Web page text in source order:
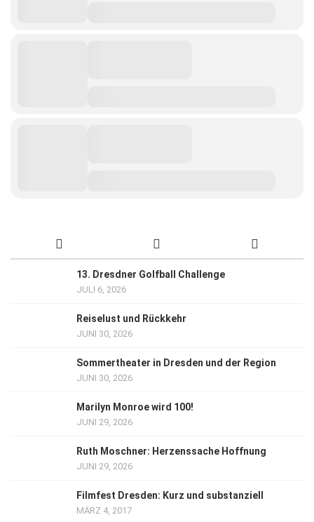
13. Dresdner Golfball Challenge
JULI 6, 2026
Reiselust und Rückkehr
JUNI 30, 2026
Sommertheater in Dresden und der Region
JUNI 30, 2026
Marilyn Monroe wird 100!
JUNI 29, 2026
Ruth Moschner: Herzenssache Hoffnung
JUNI 29, 2026
Filmfest Dresden: Kurz und substanziell
MÄRZ 4, 2017